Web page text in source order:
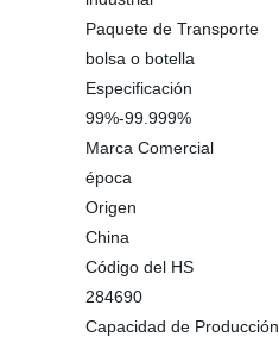
Paquete de Transporte
bolsa o botella
Especificación
99%-99.999%
Marca Comercial
época
Origen
China
Código del HS
284690
Capacidad de Producción